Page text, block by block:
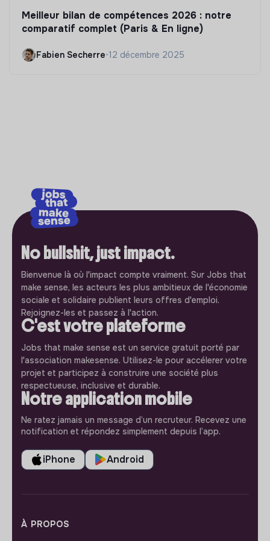
Meilleur bilan de compétences 2026 : notre
comparatif complet (Paris & En ligne)
Fabien Secherre•12 décembre 2025
No bullshit, just impact.
Bienvenue là où l'impact compte vraiment. Sur Jobs that
make sense, les acteurs les plus ambitieux de l'économie
sociale et solidaire publient leurs offres d'emploi.
Rejoignez-les et passez à l'action.
C'est votre plateforme
Jobs that make sense est un service gratuit porté par
l'association makesense. Utilisez-le pour accélerer votre
projet et participez à construire une société plus
respectueuse, inclusive et durable.
Notre application mobile
Ne ratez jamais un message d’un recruteur. Recevez une
notification et répondez simplement depuis l’app.
iPhone Android
À PROPOS